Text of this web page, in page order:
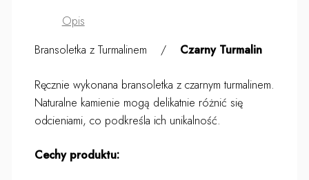
Opis
Bransoletka z Turmalinem / Czarny Turmalin
Ręcznie wykonana bransoletka z czarnym turmalinem.
Naturalne kamienie mogą delikatnie różnić się
odcieniami, co podkreśla ich unikalność.
Cechy produktu: